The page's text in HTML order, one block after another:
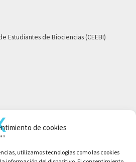
de cookies
utilizamos tecnologías como las cookies
Aviso legal
de compra